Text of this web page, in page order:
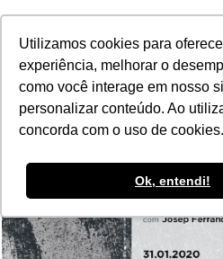
Utilizamos cookies para
experiência, melhorar o
como você interage em nosso
personalizar conteúdo. Ao
concorda com o uso de cookies.
Ok, entendi!
POR